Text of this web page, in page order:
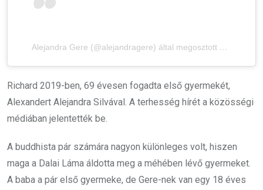
Alejandra Gere (@alejandragere) által megosztott bejegyzés
Richard 2019-ben, 69 évesen fogadta első gyermekét,
Alexandert Alejandra Silvával. A terhesség hírét a közösségi
médiában jelentették be.
A buddhista pár számára nagyon különleges volt, hiszen
maga a Dalai Láma áldotta meg a méhében lévő gyermeket.
A baba a pár első gyermeke, de Gere-nek van egy 18 éves